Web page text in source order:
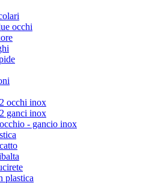
occhi
occhi inox
ganci inox
- gancio inox
plastica